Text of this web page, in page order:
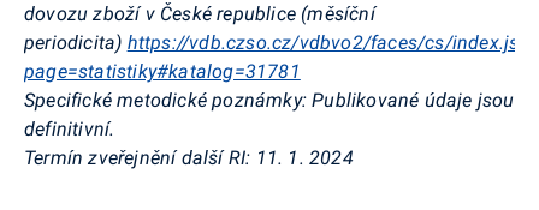
dovozu zboží v České republice (měsíční
periodicita) https://vdb.czso.cz/vdbvo2/faces/cs/index.jsf?
page=statistiky#katalog=31781
Specifické metodické poznámky: Publikované údaje jsou
definitivní.
Termín zveřejnění další RI: 11. 1. 2024